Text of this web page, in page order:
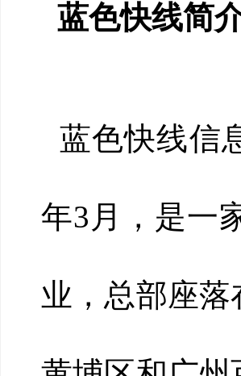
蓝色快线简
蓝色快线信
年3月，是一
业，总部座